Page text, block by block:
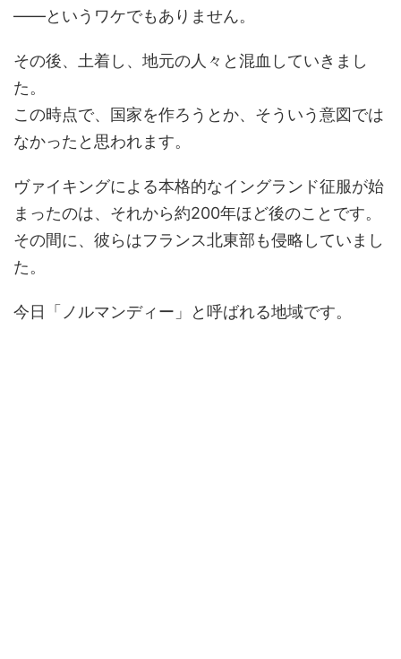
――というワケでもありません。
その後、土着し、地元の人々と混血していきまし
た。
この時点で、国家を作ろうとか、そういう意図では
なかったと思われます。
ヴァイキングによる本格的なイングランド征服が始
まったのは、それから約200年ほど後のことです。
その間に、彼らはフランス北東部も侵略していまし
た。
今日「ノルマンディー」と呼ばれる地域です。